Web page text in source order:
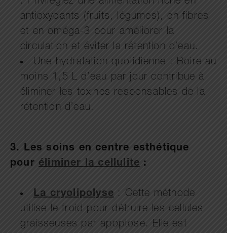
antioxydants (fruits, légumes), en fibres
et en oméga-3 pour améliorer la
circulation et éviter la rétention d’eau.
Une hydratation quotidienne : Boire au
moins 1,5 L d’eau par jour contribue à
éliminer les toxines responsables de la
rétention d’eau.
3. Les soins en centre esthétique
pour éliminer la cellulite :
La cryolipolyse : Cette méthode
utilise le froid pour détruire les cellules
graisseuses par apoptose. Elle est